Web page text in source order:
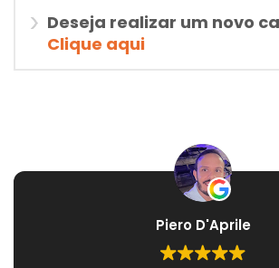
Deseja realizar um novo
Clique aqui
Piero D'Aprile